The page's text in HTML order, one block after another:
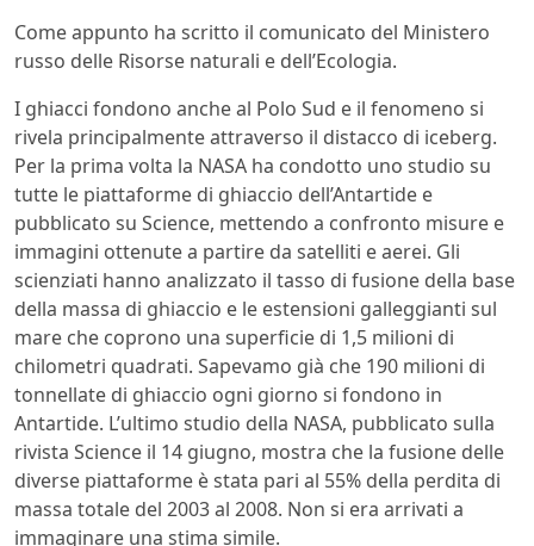
Come appunto ha scritto il comunicato del Ministero
russo delle Risorse naturali e dell’Ecologia.
I ghiacci fondono anche al Polo Sud e il fenomeno si
rivela principalmente attraverso il distacco di iceberg.
Per la prima volta la NASA ha condotto uno studio su
tutte le piattaforme di ghiaccio dell’Antartide e
pubblicato su Science, mettendo a confronto misure e
immagini ottenute a partire da satelliti e aerei. Gli
scienziati hanno analizzato il tasso di fusione della base
della massa di ghiaccio e le estensioni galleggianti sul
mare che coprono una superficie di 1,5 milioni di
chilometri quadrati. Sapevamo già che 190 milioni di
tonnellate di ghiaccio ogni giorno si fondono in
Antartide. L’ultimo studio della NASA, pubblicato sulla
rivista Science il 14 giugno, mostra che la fusione delle
diverse piattaforme è stata pari al 55% della perdita di
massa totale del 2003 al 2008. Non si era arrivati a
immaginare una stima simile.